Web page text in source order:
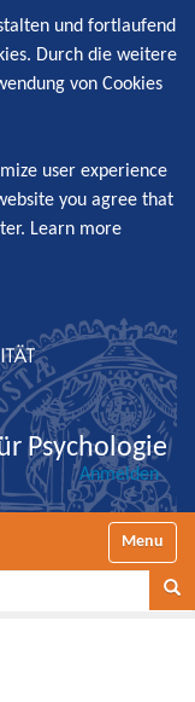
und fortlaufend
Durch die weitere
von Cookies
user experience
you agree that
Learn more
Psychologie
Anmelden